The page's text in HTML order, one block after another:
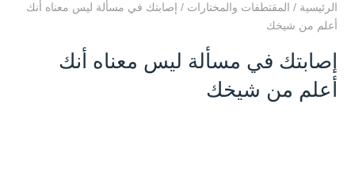
الرئيسية / المقتطفات والمختارات / إصابتك في مسألة ليس معناه أنك
أعلم من شيخك
إصابتك في مسألة ليس معناه أنك
أعلم من شيخك